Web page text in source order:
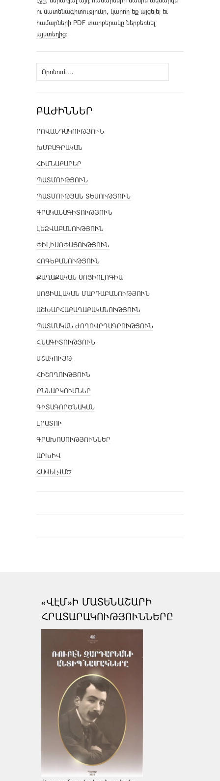
ու մատենագիտությունը, կարող եք այցելել եւ
համարների PDF տարբերակը ներբեռնել
այստեղից։
Որոնել՝
ԲԱԺԻՆՆԵՐ
ԲՈՎԱՆԴԱԿՈՒԹՅՈՒՆ
ԽՄԲԱԳՐԱԿԱՆ
ՀԻՄՆԱՔԱՐԵՐ
ՊԱՏՄՈՒԹՅՈՒՆ
ՊԱՏՄՈՒԹՅԱՆ ՏԵՍՈՒԹՅՈՒՆ
ԳՐԱԿԱՆԱԳԻՏՈՒԹՅՈՒՆ
ԼԵԶՎԱԲԱՆՈՒԹՅՈՒՆ
ՓԻԼԻՍՈՓԱՅՈՒԹՅՈՒՆ
ՀՈԳԵԲԱՆՈՒԹՅՈՒՆ
ՔԱՂԱՔԱԿԱՆ ՍՈՑԻՈԼՈԳԻԱ
ՍՈՑԻԱԼԱԿԱՆ ՄԱՐԴԱԲԱՆՈՒԹՅՈՒՆ
ԱՇԽԱՐՀԱՔԱՂԱՔԱԿԱՆՈՒԹՅՈՒՆ
ՊԱՏՄԱԿԱՆ ԺՈՂՈՎՐԴԱԳՐՈՒԹՅՈՒՆ
ՀՆԱԳԻՏՈՒԹՅՈՒՆ
ՄՇԱԿՈՒՅԹ
ՀԻՇՈՂՈՒԹՅՈՒՆ
ՔՆՆԱՐԿՈՒՄՆԵՐ
ԳԻՏԱԳՈՐԾՆԱԿԱՆ
ԼՐԱՏՈՒ
ԳՐԱԽՈՍՈՒԹՅՈՒՆՆԵՐ
ԱՐԽԻՎ
ՀԱՎԵԼՎԱԾ
«ՎԷՄ»Ի ՄԱՏԵՆԱՇԱՐԻ
ՀՐԱՏԱՐԱԿՈՒԹՅՈՒՆՆԵՐԸ